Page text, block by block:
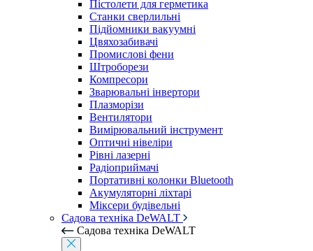
Пістолети для герметика
Станки сверлильні
Підйомники вакуумні
Цвяхозабивачі
Промислові фени
Штроборези
Компресори
Зварювальні інвертори
Плазморізи
Вентилятори
Вимірювальний інструмент
Оптичні нівеліри
Рівні лазерні
Радіоприймачі
Портативні колонки Bluetooth
Акумуляторні ліхтарі
Міксери будівельні
Садова техніка DeWALT
Садова техніка DeWALT